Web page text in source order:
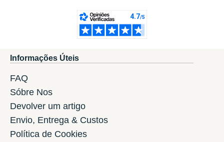
Informações Úteis
FAQ
Sóbre Nos
Devolver um artigo
Envio, Entrega & Custos
Política de Cookies